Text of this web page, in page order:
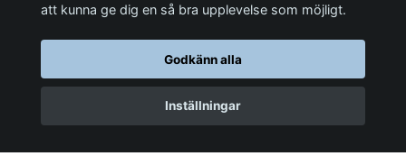
Mer information
att kunna ge dig en så bra upplevelse som möjligt.
Godkänn alla
Inställningar